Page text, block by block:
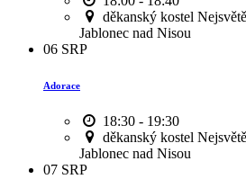
děkanský kostel
Jablonec nad Nisou
06 SRP
Adorace
18:30 - 19:30
děkanský kostel
Jablonec nad Nisou
07 SRP